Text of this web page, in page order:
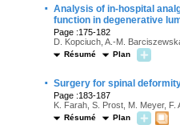
· Analysis of in-hospital
function in degenerative
Page :175-182
D. Kopciuch, A.-M.
Résumé Plan
· Surgery for spinal
Page :183-187
K. Farah, S. Prost, M. Meyer, F.
Résumé Plan